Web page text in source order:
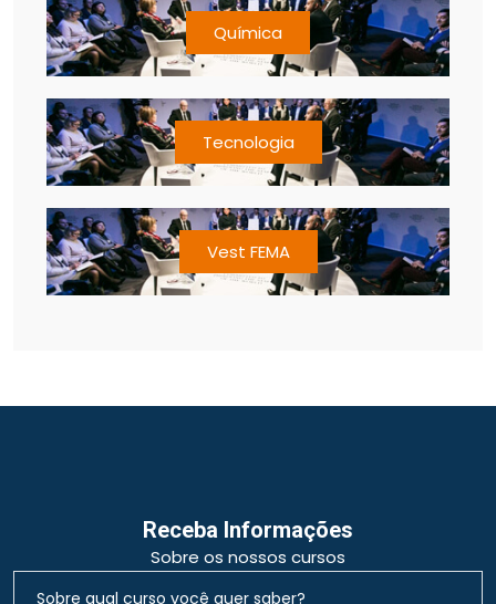
Química
Tecnologia
Vest FEMA
Receba Informações
Sobre os nossos cursos